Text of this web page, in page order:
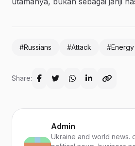
#Russians #Attack #Energy
Share:
Admin
Ukraine and world news.